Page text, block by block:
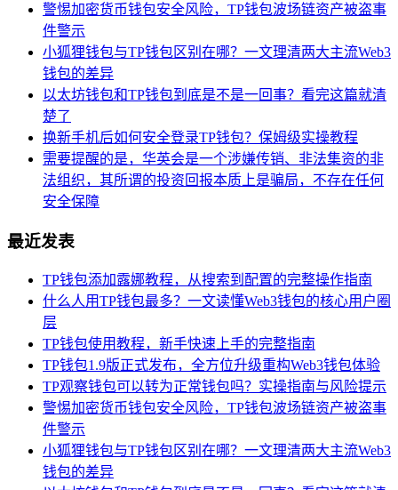
警惕加密货币钱包安全风险，TP钱包波场链资产被盗事
件警示
小狐狸钱包与TP钱包区别在哪？一文理清两大主流Web3
钱包的差异
以太坊钱包和TP钱包到底是不是一回事？看完这篇就清
楚了
换新手机后如何安全登录TP钱包？保姆级实操教程
需要提醒的是，华英会是一个涉嫌传销、非法集资的非
法组织，其所谓的投资回报本质上是骗局，不存在任何
安全保障
最近发表
TP钱包添加露娜教程，从搜索到配置的完整操作指南
什么人用TP钱包最多？一文读懂Web3钱包的核心用户圈
层
TP钱包使用教程，新手快速上手的完整指南
TP钱包1.9版正式发布，全方位升级重构Web3钱包体验
TP观察钱包可以转为正常钱包吗？实操指南与风险提示
警惕加密货币钱包安全风险，TP钱包波场链资产被盗事
件警示
小狐狸钱包与TP钱包区别在哪？一文理清两大主流Web3
钱包的差异